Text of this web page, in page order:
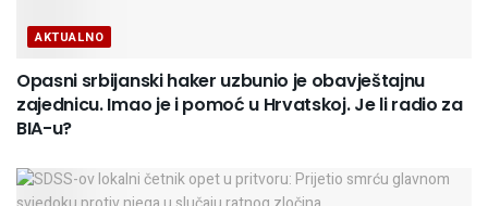
AKTUALNO
Opasni srbijanski haker uzbunio je obavještajnu
zajednicu. Imao je i pomoć u Hrvatskoj. Je li radio za
BIA-u?